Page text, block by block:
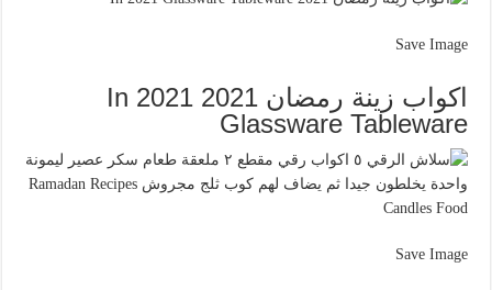
Save Image
اكواب زينة رمضان 2021 In 2021
Glassware Tableware
Save Image